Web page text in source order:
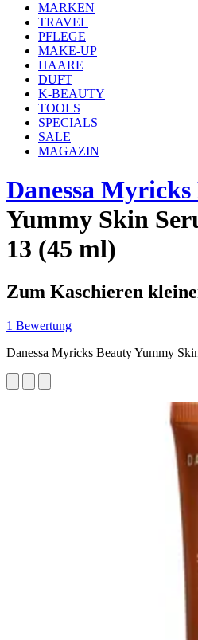
MARKEN
TRAVEL
PFLEGE
MAKE-UP
HAARE
DUFT
K-BEAUTY
TOOLS
SPECIALS
SALE
MAGAZIN
Danessa
Yummy Skin
13 (45 ml)
Zum Kaschieren
1 Bewertung
Danessa Myricks Beauty Yummy